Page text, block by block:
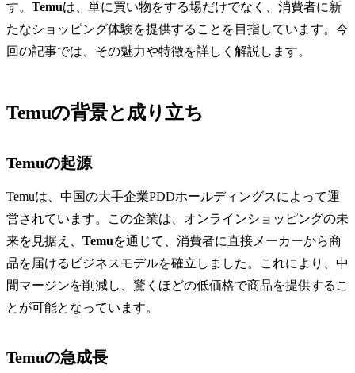
す。 Temuは、単に買い物をする場だけでなく、消費者に新
たなショッピング体験を提供することを目指しています。今
回の記事では、その魅力や特徴を詳しく解説します。
Temuの背景と成り立ち
Temuの起源
Temuは、中国の大手企業PDDホールディングスによって運
営されています。この企業は、オンラインショッピングの未
来を見据え、 Temuを通じて、消費者に直接メーカーから商
品を届けるビジネスモデルを確立しました。これにより、中
間マージンを削減し、驚くほどの低価格で商品を提供するこ
とが可能となっています。
Temuの急成長